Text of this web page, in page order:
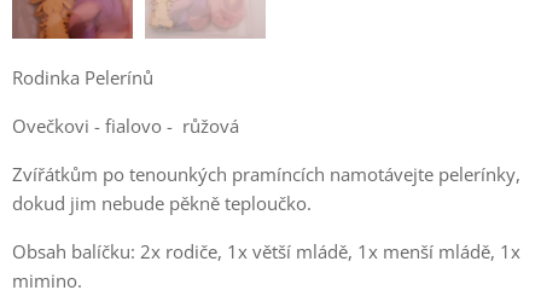
Rodinka Pelerínů
Ovečkovi - fialovo - růžová
Zvířátkům po tenounkých pramíncích namotávejte pelerínky,
dokud jim nebude pěkně teploučko.
Obsah balíčku: 2x rodiče, 1x větší mládě, 1x menší mládě, 1x
mimino.